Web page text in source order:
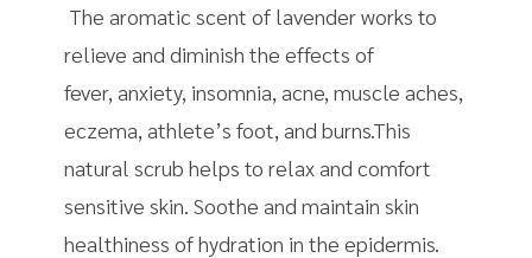
The aromatic scent of lavender works to
relieve and diminish the effects of
fever, anxiety, insomnia, acne, muscle aches,
eczema, athlete’s foot, and burns.This
natural scrub helps to relax and comfort
sensitive skin. Soothe and maintain skin
healthiness of hydration in the epidermis.